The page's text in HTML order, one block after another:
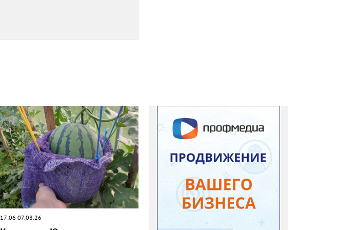
17:06 07.08.26